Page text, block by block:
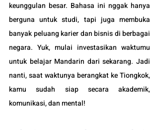
keunggulan besar. Bahasa ini nggak hanya
berguna untuk studi, tapi juga membuka
banyak peluang karier dan bisnis di berbagai
negara. Yuk, mulai investasikan waktumu
untuk belajar Mandarin dari sekarang. Jadi
nanti, saat waktunya berangkat ke Tiongkok,
kamu sudah siap secara akademik,
komunikasi, dan mental!